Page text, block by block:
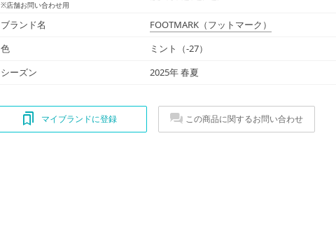
※店舗お問い合わせ用
ブランド名 FOOTMARK （フットマーク）
色
ミント（-27）
シーズン
2025年 春夏
マイブランドに登録 この商品に関するお問い合わせ